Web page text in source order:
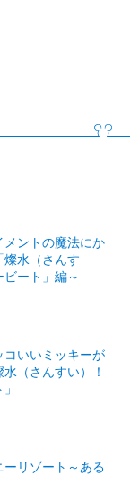
メントの魔法にか
水（さんす
ート」編～
コいいミッキーが
（さんすい）！
リゾート～ある